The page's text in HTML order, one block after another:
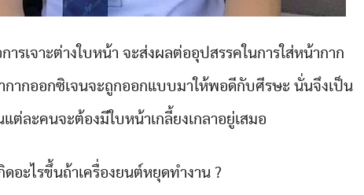
ารเจาะต่างใบหน้า จะส่งผลต่ออุปสรรคในการใส่หน้ากาก
กากออกซิเจนจะถูกออกแบบมาให้พอดีกับศีรษะ นั่นจึงเป็น
ต่ละคนจะต้องมีใบหน้าเกลี้ยงเกลาอยู่เสมอ
ดอะไรขึ้นถ้าเครื่องยนต์หยุดทำงาน ?